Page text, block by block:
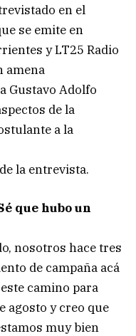
en el
se emite en
y LT25 Radio
amena
Gustavo Adolfo
de la
a la
la entrevista.
que hubo un
nosotros hace tres
de campaña acá
camino para
agosto y creo que
muy bien